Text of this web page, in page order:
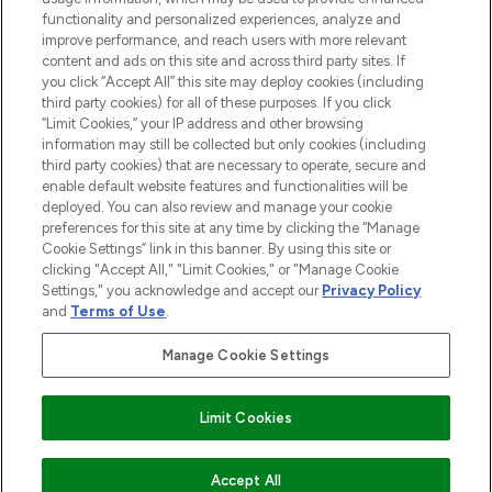
AJOUTER AU PANIER
Do Not Sell or Share My Personal
Information
AIDE ET INFORMATIONS
INFORMATIONS GÉNÉRALES
À PROPOS DE LOOKFANTASTIC
2026 THG Beauty Europe GmbH Maximilianstrasse 54 80538 Munich
Payer en toute sécurité avec
functionality and personalized experiences, analyze and
improve performance, and reach users with more relevant
content and ads on this site and across third party sites. If
you click “Accept All” this site may deploy cookies (including
third party cookies) for all of these purposes. If you click
“Limit Cookies,” your IP address and other browsing
information may still be collected but only cookies (including
third party cookies) that are necessary to operate, secure and
enable default website features and functionalities will be
deployed. You can also review and manage your cookie
preferences for this site at any time by clicking the “Manage
Cookie Settings” link in this banner. By using this site or
clicking "Accept All," "Limit Cookies," or "Manage Cookie
Settings," you acknowledge and accept our Privacy Policy
and Terms of Use.
Manage Cookie Settings
Limit Cookies
Accept All